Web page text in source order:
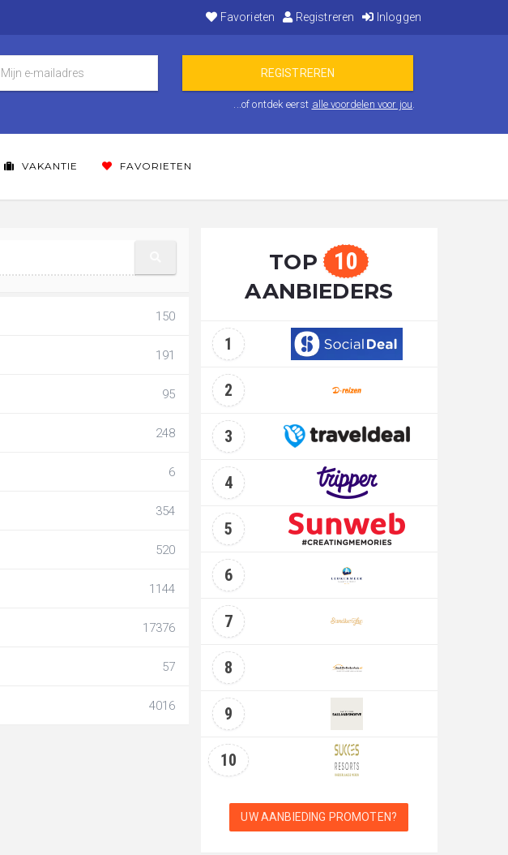
Favorieten Registreren Inloggen
...of ontdek eerst alle voordelen voor jou.
VAKANTIE FAVORIETEN
150
191
95
248
6
354
520
1144
17376
57
4016
TOP 10
AANBIEDERS
1
2
3
4
5
6
7
8
9
10
UW AANBIEDING PROMOTEN?